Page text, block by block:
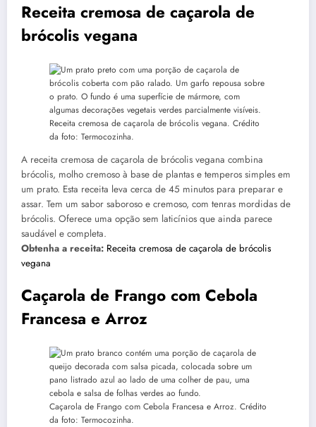
Receita cremosa de caçarola de
brócolis vegana
Receita cremosa de caçarola de brócolis vegana. Crédito
da foto: Termocozinha.
A receita cremosa de caçarola de brócolis vegana combina
brócolis, molho cremoso à base de plantas e temperos simples em
um prato. Esta receita leva cerca de 45 minutos para preparar e
assar. Tem um sabor saboroso e cremoso, com tenras mordidas de
brócolis. Oferece uma opção sem laticínios que ainda parece
saudável e completa.
Obtenha a receita: Receita cremosa de caçarola de brócolis
vegana
Caçarola de Frango com Cebola
Francesa e Arroz
Caçarola de Frango com Cebola Francesa e Arroz. Crédito
da foto: Termocozinha.